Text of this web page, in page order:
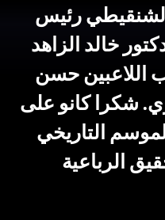
رئيس
خالد الزاهد
اللاعبين حسن
شكرا كانو على
التاريخي
الرباعية